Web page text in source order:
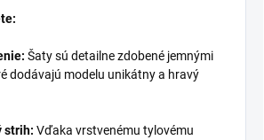
Šaty sú detailne zdobené jemnými
dodávajú modelu unikátny a hravý
strih: Vďaka vrstvenému tylovému